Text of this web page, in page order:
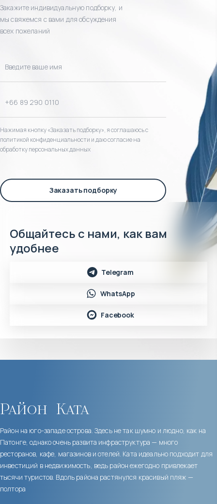
Закажите индивидуальную подборку, и
мы свяжемся с вами для обсуждения
всех пожеланий
Нажимая кнопку «Заказать подборку», я соглашаюсь с
политикой конфиденциальности и даю согласие на
обработку персональных данных
Заказать подборку
Общайтесь с нами, как вам
удобнее
Telegram
WhatsApp
Facebook
Район Ката
Район на юго-западе острова. Здесь не так шумно и людно, как на
Патонге, однако очень развита инфраструктура — много
ресторанов, кафе, магазинов и отелей. Ката идеально подходит для
инвестиций в недвижимость, ведь район ежегодно привлекает
тысячи туристов. Вдоль района растянулся красивый пляж —
полтора